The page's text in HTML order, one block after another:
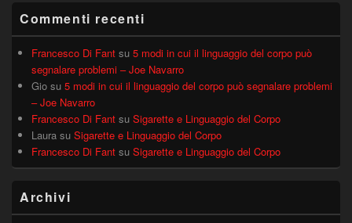
Commenti recenti
Francesco Di Fant su 5 modi in cui il linguaggio del corpo può
segnalare problemi – Joe Navarro
Gio su 5 modi in cui il linguaggio del corpo può segnalare problemi
– Joe Navarro
Francesco Di Fant su Sigarette e Linguaggio del Corpo
Laura su Sigarette e Linguaggio del Corpo
Francesco Di Fant su Sigarette e Linguaggio del Corpo
Archivi